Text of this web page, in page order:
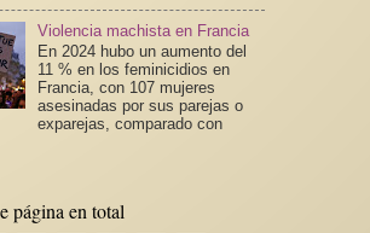
Violencia machista en Francia
En 2024 hubo un aumento del
11 % en los feminicidios en
Francia, con 107 mujeres
asesinadas por sus parejas o
exparejas, comparado con
página en total